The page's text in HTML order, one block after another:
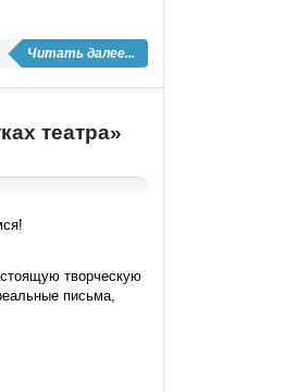
Читать далее...
театра»
творческую
письма,